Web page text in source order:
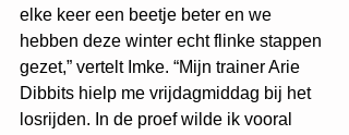
elke keer een beetje beter en we
hebben deze winter echt flinke stappen
gezet,” vertelt Imke. “Mijn trainer Arie
Dibbits hielp me vrijdagmiddag bij het
losrijden. In de proef wilde ik vooral